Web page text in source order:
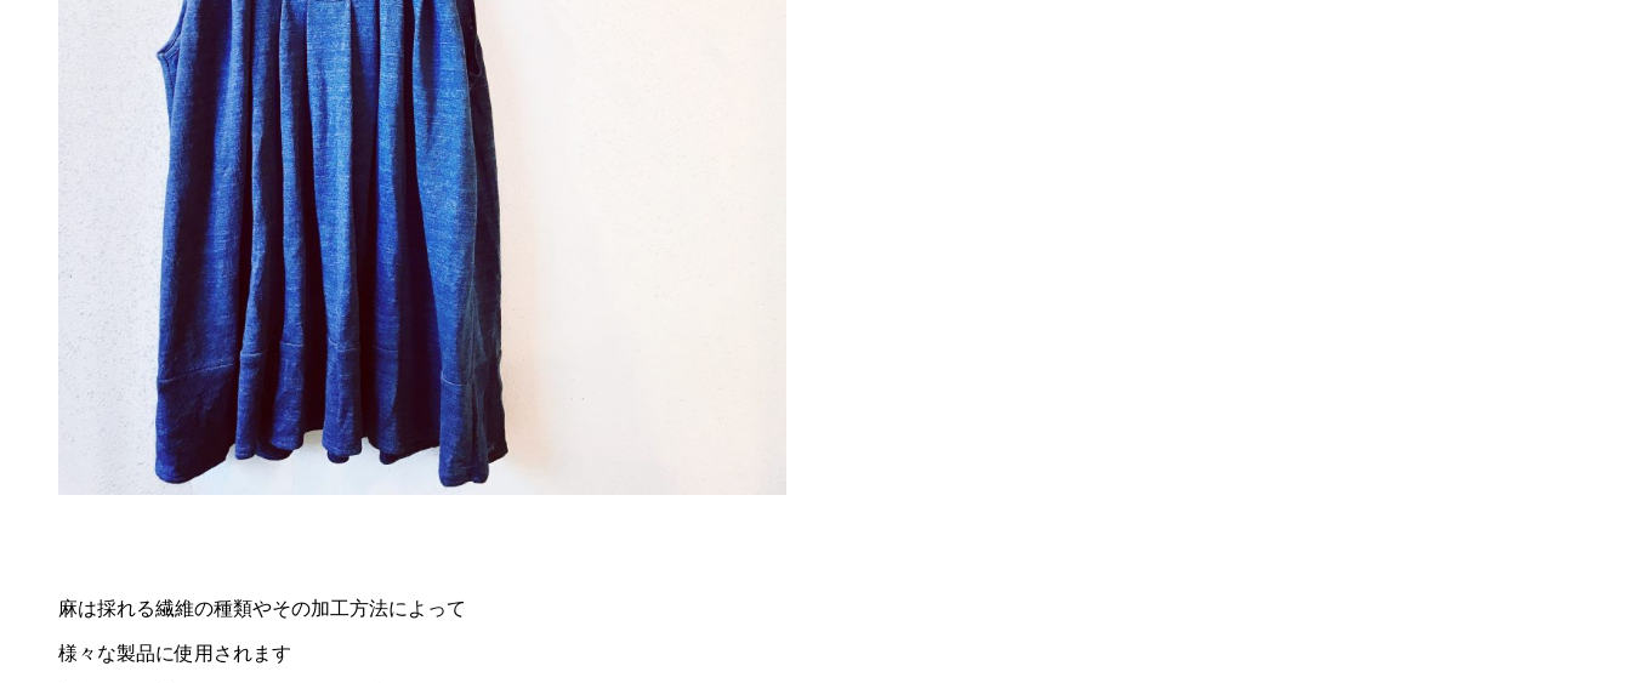
麻は採れる繊維の種類やその加工方法によって
様々な製品に使用されます